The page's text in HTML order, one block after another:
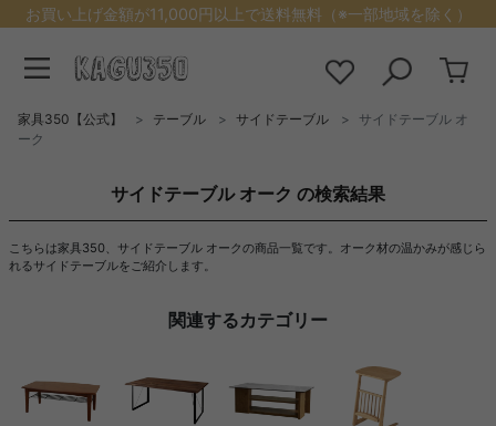
お買い上げ金額が11,000円以上で送料無料（※一部地域を除く）
家具350【公式】 テーブル サイドテーブル
サイドテーブル オ
ーク
サイドテーブル オーク の検索結果
こちらは家具350、サイドテーブル オークの商品一覧です。オーク材の温かみが感じら
れるサイドテーブルをご紹介します。
関連するカテゴリー